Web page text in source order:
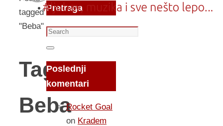
tagged
"Beba"
Tag:
Beba
Pretraga
Search
for:
Search
Poslednji
komentari
Rocket Goal
on Kradem